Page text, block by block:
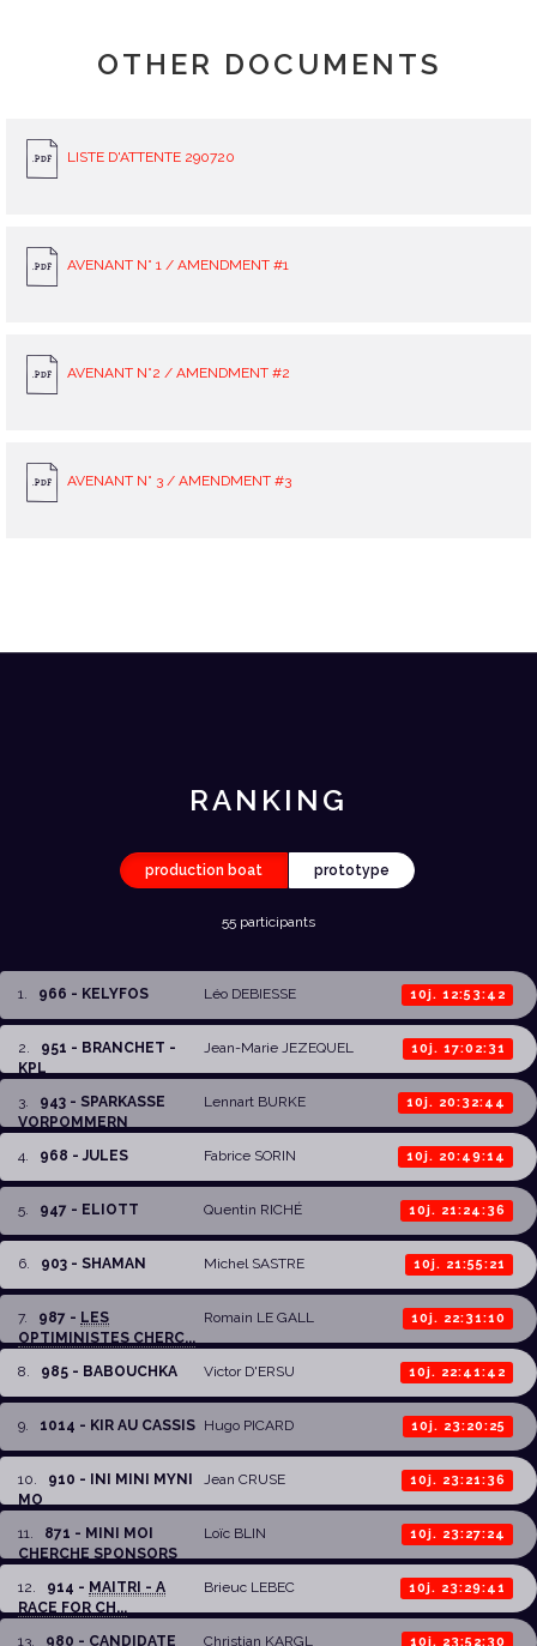
OTHER DOCUMENTS
LISTE D'ATTENTE 290720
AVENANT N° 1 / AMENDMENT #1
AVENANT N°2 / AMENDMENT #2
AVENANT N° 3 / AMENDMENT #3
RANKING
production boat prototype
55 participants
1. 966 - KELYFOS Léo DEBIESSE 10j. 12:53:42
2. 951 - BRANCHET -
KPL
Jean-Marie JEZEQUEL 10j. 17:02:31
3. 943 - SPARKASSE
VORPOMMERN
Lennart BURKE 10j. 20:32:44
4. 968 - JULES Fabrice SORIN 10j. 20:49:14
5. 947 - ELIOTT Quentin RICHÉ 10j. 21:24:36
6. 903 - SHAMAN Michel SASTRE 10j. 21:55:21
7. 987 - LES
OPTIMINISTES CHERC...
Romain LE GALL 10j. 22:31:10
8. 985 - BABOUCHKA Victor D'ERSU 10j. 22:41:42
9. 1014 - KIR AU CASSIS Hugo PICARD 10j. 23:20:25
10. 910 - INI MINI MYNI
MO
Jean CRUSE 10j. 23:21:36
11. 871 - MINI MOI
CHERCHE SPONSORS
Loïc BLIN 10j. 23:27:24
12. 914 - MAITRI - A
RACE FOR CH...
Brieuc LEBEC 10j. 23:29:41
13. 980 - CANDIDATE
Christian KARGL 10j. 23:52:30